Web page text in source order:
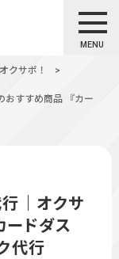
MENU
クサポ！
>
おすすめ商品 『カー
｜オクサ
ードダス
代行